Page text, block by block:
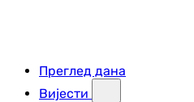
Преглед дана
Вијести